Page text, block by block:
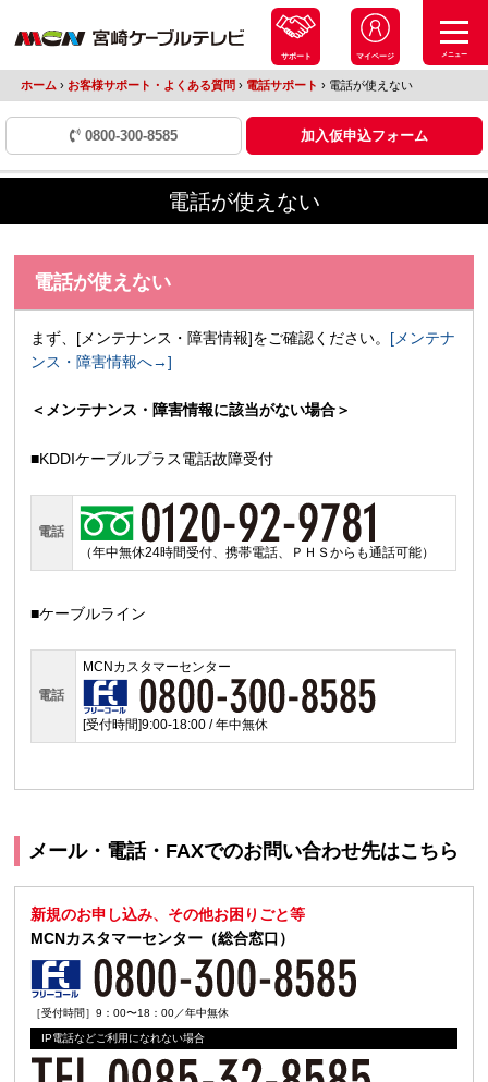
サポート マイページ メニュー
ホーム › お客様サポート・よくある質問 › 電話サポート ›電話が使えない
0800-300-8585 加入仮申込フォーム
電話が使えない
電話が使えない
まず、[メンテナンス・障害情報]をご確認ください。 [メンテナ
ンス・障害情報へ→]
＜メンテナンス・障害情報に該当がない場合＞
■KDDIケーブルプラス電話故障受付
電話
（年中無休24時間受付、携帯電話、ＰＨＳからも通話可能）
■ケーブルライン
電話
MCNカスタマーセンター
[受付時間]9:00-18:00 / 年中無休
メール・電話・FAXでのお問い合わせ先はこちら
新規のお申し込み、その他お困りごと等
MCNカスタマーセンター（総合窓口）
［受付時間］9：00〜18：00／年中無休
IP電話などご利用になれない場合